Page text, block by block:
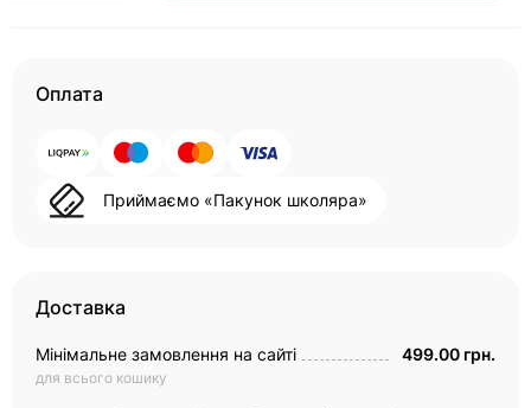
Оплата
Приймаємо «Пакунок школяра»
Доставка
Мінімальне замовлення на сайті
для всього кошику
499.00 грн.